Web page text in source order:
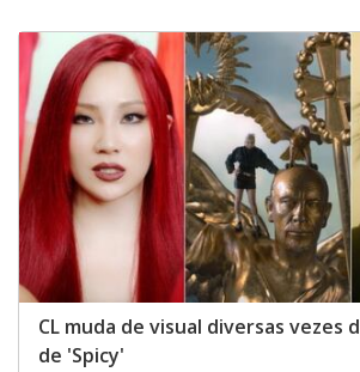
CL muda de visual diversas vezes
de 'Spicy'